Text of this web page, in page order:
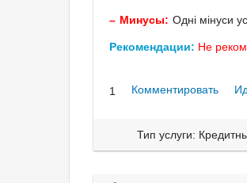
Минусы: Одні мінуси
Рекомендации: Не
1 Комментировать
Тип услуги: